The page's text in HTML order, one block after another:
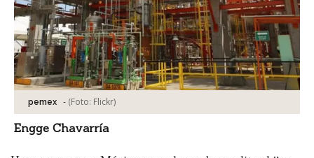
pemex - (Foto: Flickr)
Engge Chavarría